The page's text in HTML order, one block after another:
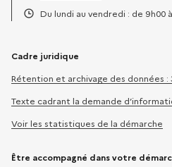
Téléphone :
Du lundi au vendredi : de 9h00
Cadre juridique
Rétention et archivage des données :
Texte cadrant la demande
Voir les statistiques de la démarche
Être accompagné dans votre